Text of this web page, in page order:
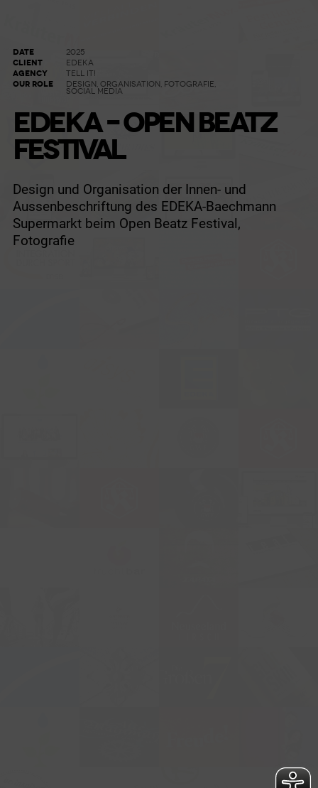
DATE
2025
CLIENT
EDEKA
AGENCY
TELL IT!
OUR ROLE
DESIGN, ORGANISATION, FOTOGRAFIE,
SOCIAL MEDIA
EDEKA – OPEN BEATZ
FESTIVAL
Design und Organisation der Innen- und
Aussenbeschriftung des EDEKA-Baechmann
Supermarkt beim Open Beatz Festival,
Fotografie